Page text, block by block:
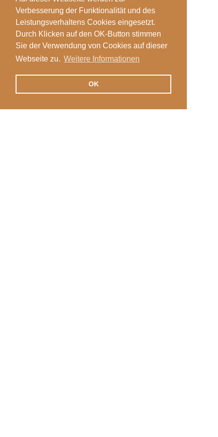
Verbesserung der Funktionalität und des
Leistungsverhaltens Cookies eingesetzt.
Durch Klicken auf den OK-Button stimmen
Sie der Verwendung von Cookies auf dieser
Webseite zu. Weitere Informationen
OK